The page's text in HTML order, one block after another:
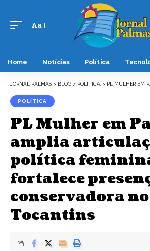
Font
Aa
Home Notícias Política
JORNAL PALMAS > BLOG > POLÍTICA > PL MULHER EM PALMAS AMPLIA ARTICULAÇÃO
POLÍTICA
PL Mulher em
amplia
política
fortalece
conservadora no
Tocantins